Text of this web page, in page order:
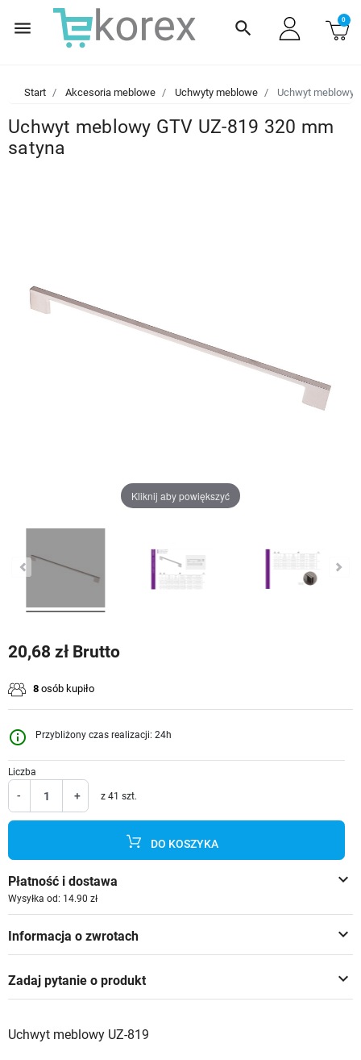
menu search 0
Start Akcesoria meblowe Uchwyty meblowe Uchwyt meblowy
Uchwyt meblowy GTV UZ-819 320 mm
satyna
Kliknij aby powiększyć
20,68 zł Brutto
8 osób kupiło
info_outline Przybliżony czas realizacji: 24h
Liczba
- + z 41 szt.
DO KOSZYKA
keyboard_arrow_down
Płatność i dostawa
Wysyłka od: 14.90 zł
keyboard_arrow_down
Informacja o zwrotach
keyboard_arrow_down
Zadaj pytanie o produkt
Uchwyt meblowy UZ-819